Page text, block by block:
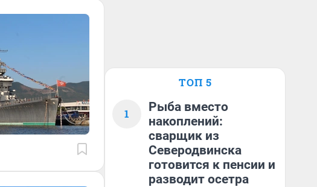
ТОП 5
1
Рыба вместо
накоплений:
сварщик из
Северодвинска
готовится к пенсии и
разводит осетра